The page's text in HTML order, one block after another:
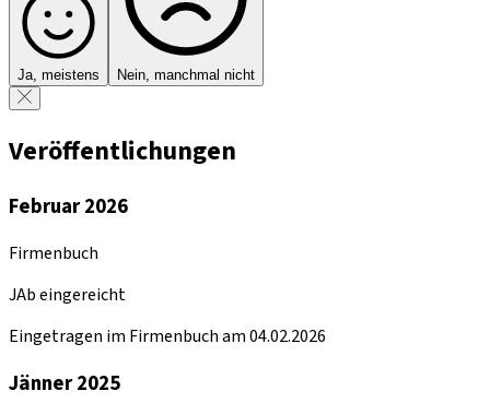
Ja, meistens Nein, manchmal nicht
Veröffentlichungen
Februar 2026
Firmenbuch
JAb eingereicht
Eingetragen im Firmenbuch am 04.02.2026
Jänner 2025